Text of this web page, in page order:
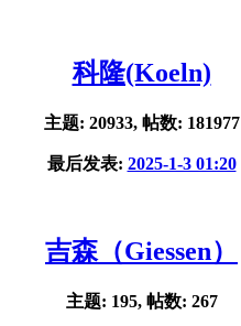
科隆(Koeln)
主题: 20933, 帖数: 181977
最后发表: 2025-1-3 01:20
吉森（Giessen）
主题: 195, 帖数: 267